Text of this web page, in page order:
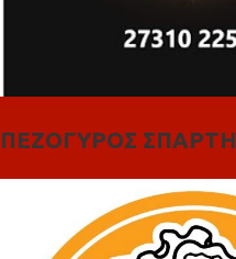
ΠΕΖΟΓΥΡΟΣ ΣΠΑΡΤΗ